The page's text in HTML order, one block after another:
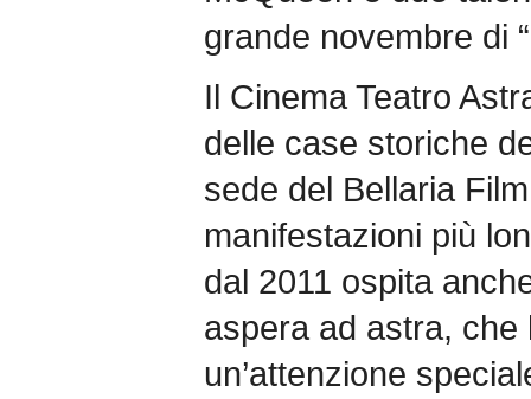
grande novembre di
Il Cinema Teatro
delle case storiche
sede del Bellaria
manifestazioni più
dal 2011 ospita
aspera ad astra,
un’attenzione